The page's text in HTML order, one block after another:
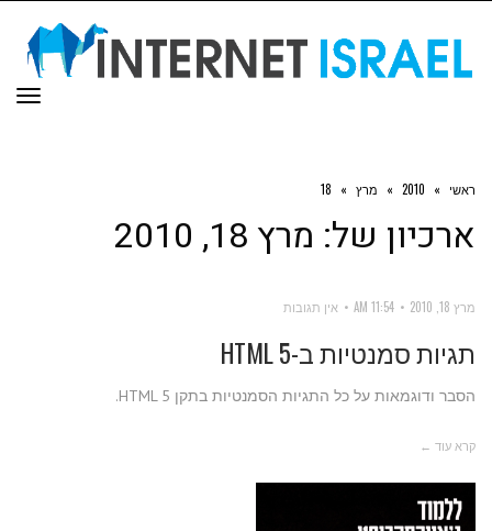
ראשי »
2010
» מרץ »
18
ארכיון של: מרץ 18, 2010
מרץ 18, 2010 11:54 AM אין תגובות
תגיות סמנטיות ב-HTML 5
הסבר ודוגמאות על כל התגיות הסמנטיות בתקן HTML 5.
קרא עוד ←